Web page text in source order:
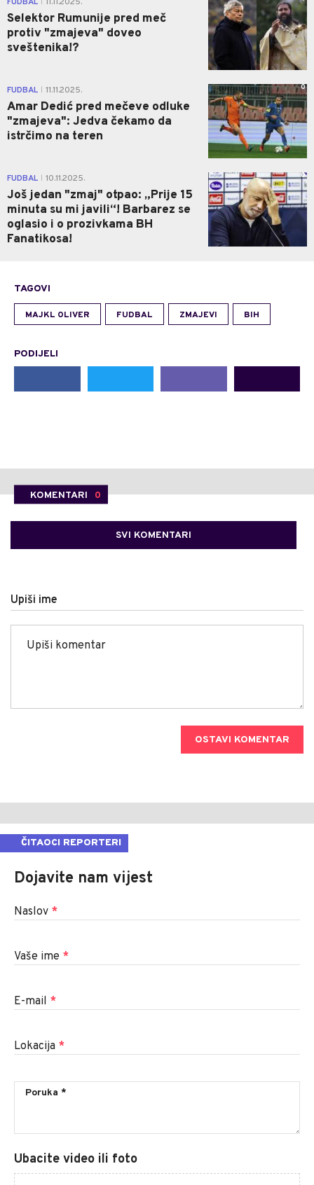
Selektor Rumunije pred meč
protiv "zmajeva" doveo
sveštenika!?
FUDBAL 11.11.2025.
Amar Dedić pred mečeve odluke
"zmajeva": Jedva čekamo da
istrčimo na teren
0
FUDBAL 10.11.2025.
Još jedan "zmaj" otpao: „Prije 15
minuta su mi javili“! Barbarez se
oglasio i o prozivkama BH
Fanatikosa!
0
TAGOVI
MAJKL OLIVER FUDBAL ZMAJEVI BIH
PODIJELI
KOMENTARI 0
SVI KOMENTARI
Upiši ime
OSTAVI KOMENTAR
ČITAOCI REPORTERI
Dojavite nam vijest
Naslov *
Vaše ime *
E-mail *
Lokacija *
Ubacite video ili foto